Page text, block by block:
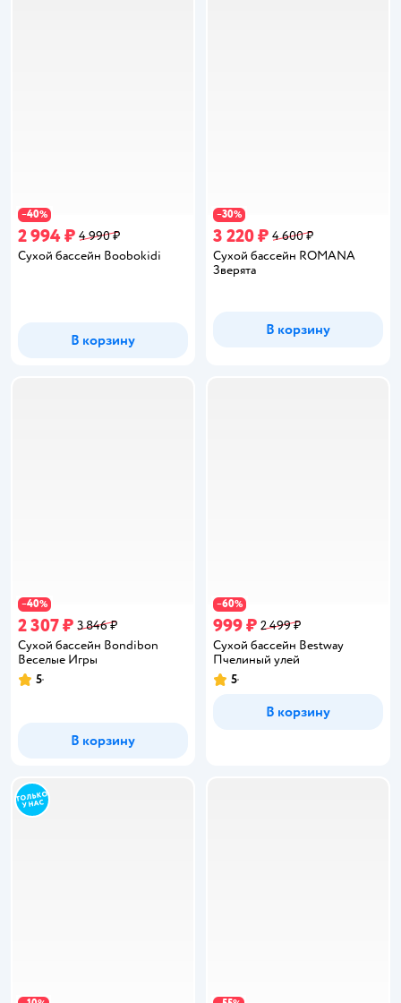
−40%
2 994 ₽ 4 990 ₽
Сухой бассейн Boobokidi
В корзину
−30%
3 220 ₽ 4 600 ₽
Сухой бассейн ROMANA
Зверята
В корзину
−40%
2 307 ₽ 3 846 ₽
Сухой бассейн Bondibon
Веселые Игры
Рейтинг:
5
В корзину
−60%
999 ₽ 2 499 ₽
Сухой бассейн Bestway
Пчелиный улей
Рейтинг:
5
В корзину